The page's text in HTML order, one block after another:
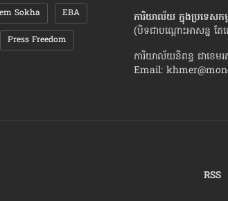
Sokha EBA
Press Freedom
ការិយាល័យ ក្នុង​ប្រទេស​កម្
(បិទជាបណ្ដោះអាសន្ន ត
ការិយាល័យនិពន្ធ ជាខេមរ
Email:
RSS